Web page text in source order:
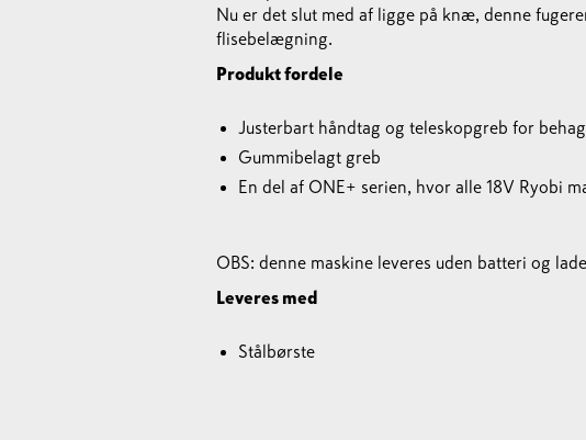
Nu er det slut med af ligge på knæ, denne
flisebelægning.
Produkt fordele
Justerbart håndtag og teleskopgreb for
Gummibelagt greb
En del af ONE+ serien, hvor alle 18V Ryobi
OBS: denne maskine leveres uden batteri og
Leveres med
Stålbørste